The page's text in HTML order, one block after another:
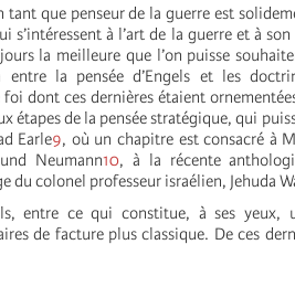
tant que penseur de la guerre est
s’intéressent à l’art de la guerre et à
la meilleure que l’on puisse
la pensée d’Engels et les
dont ces dernières étaient
étapes de la pensée stratégique, qui
Earle9, où un chapitre est consacré à
Neumann10, à la récente
du colonel professeur israélien, Jehuda
entre ce qui constitue, à ses yeux,
de facture plus classique. De ces